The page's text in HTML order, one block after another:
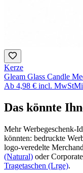
Kerze
Gleam Glass Candle
Ab 4,98 € incl. MwSt
Das könnte
Mehr Werbegeschenk-
könnten: bedruckte
logo-veredelte
(Natural) oder
Tragetaschen (Lrge).